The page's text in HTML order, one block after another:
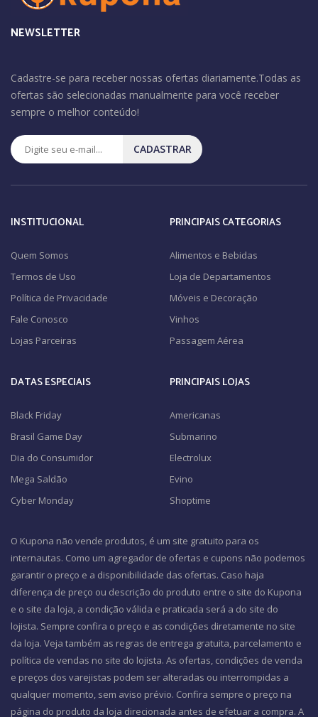
NEWSLETTER
Cadastre-se para receber nossas ofertas diariamente.Todas as
ofertas são selecionadas manualmente para você receber
sempre o melhor conteúdo!
CADASTRAR
INSTITUCIONAL
Quem Somos
Termos de Uso
Política de Privacidade
Fale Conosco
Lojas Parceiras
PRINCIPAIS CATEGORIAS
Alimentos e Bebidas
Loja de Departamentos
Móveis e Decoração
Vinhos
Passagem Aérea
DATAS ESPECIAIS
Black Friday
Brasil Game Day
Dia do Consumidor
Mega Saldão
Cyber Monday
PRINCIPAIS LOJAS
Americanas
Submarino
Electrolux
Evino
Shoptime
O Kupona não vende produtos, é um site gratuito para os
internautas. Como um agregador de ofertas e cupons não podemos
garantir o preço e a disponibilidade das ofertas. Caso haja
diferença de preço ou descrição do produto entre o site do Kupona
e o site da loja, a condição válida e praticada será a do site do
lojista. Sempre confira o preço e as condições diretamente no site
da loja. Veja também as regras de entrega gratuita, parcelamento e
política de vendas no site do lojista. As ofertas, condições de venda
e preços dos varejistas podem ser alteradas ou interrompidas a
qualquer momento, sem aviso prévio. Confira sempre o preço na
página do produto da loja direcionada antes de efetuar a compra. A